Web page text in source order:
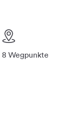
8 Wegpunkte